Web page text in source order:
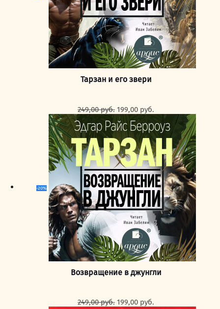
Тарзан и его звери
249,00руб. Первоначальная
цена
составляла
249,00 руб..
199,00 руб.
цена:
199,00 руб..
-20%
Возвращение в джунгли
249,00руб. Первоначальная
199,00 руб.